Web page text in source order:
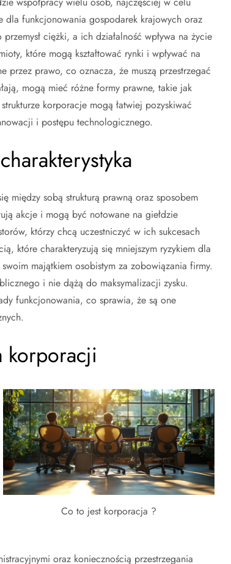
dla funkcjonowania gospodarek krajowych oraz
ciężki, a ich działalność wpływa na życie
które mogą kształtować rynki i wpływać na
przez prawo, co oznacza, że muszą przestrzegać
mogą mieć różne formy prawne, takie jak
korporacje mogą łatwiej pozyskiwać
i postępu technologicznego.
między sobą strukturą prawną oraz sposobem
akcje i mogą być notowane na giełdzie
którzy chcą uczestniczyć w ich sukcesach
które charakteryzują się mniejszym ryzykiem dla
majątkiem osobistym za zobowiązania firmy.
i nie dążą do maksymalizacji zysku.
funkcjonowania, co sprawia, że są one
korporacji
Co to jest korporacja ?
oraz koniecznością przestrzegania